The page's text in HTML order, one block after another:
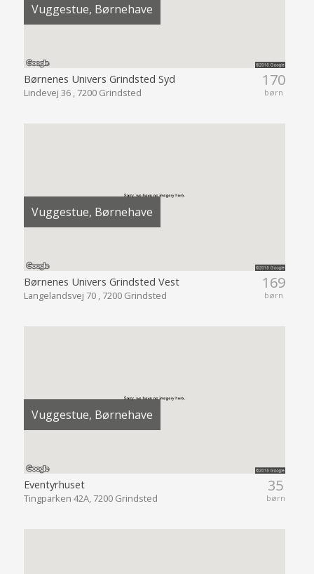
Vuggestue, Børnehave
170
børn
Børnenes Univers Grindsted Syd
Lindevej 36 , 7200 Grindsted
Vuggestue, Børnehave
169
børn
Børnenes Univers Grindsted Vest
Langelandsvej 70 , 7200 Grindsted
Vuggestue, Børnehave
35
børn
Eventyrhuset
Tingparken 42A, 7200 Grindsted